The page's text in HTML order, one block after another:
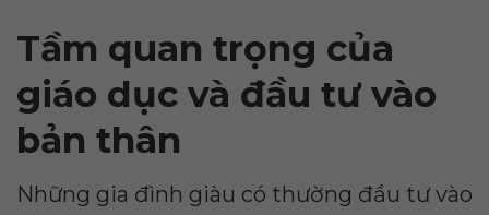
Tầm quan trọng của
giáo dục và đầu tư vào
bản thân
Những gia đình giàu có thường đầu tư vào